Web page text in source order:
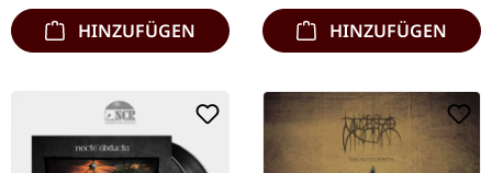
HINZUFÜGEN HINZUFÜGEN